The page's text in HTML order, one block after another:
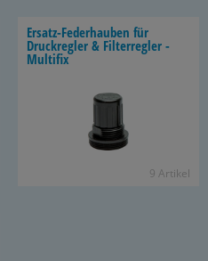
Ersatz-​Federhauben für
Druck­reg­ler & Fil­ter­reg­ler -
Mul­ti­fix
9 Ar­ti­kel